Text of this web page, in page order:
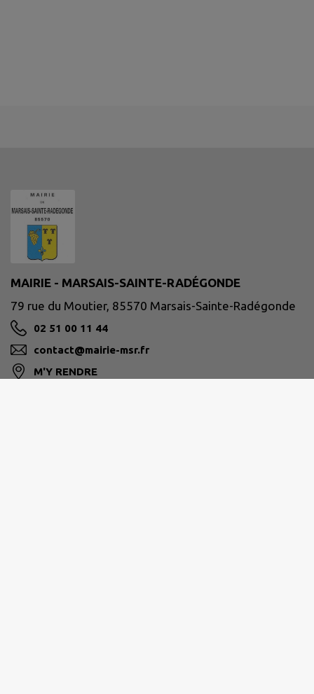
MAIRIE - MARSAIS-SAINTE-RADÉGONDE
79 rue du Moutier, 85570 Marsais-Sainte-Radégonde
02 51 00 11 44
contact@mairie-msr.fr
M'Y RENDRE